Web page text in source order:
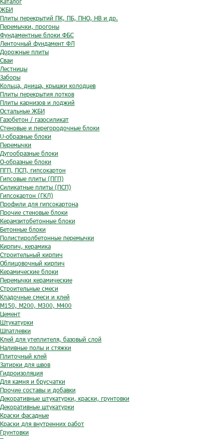
ЖБИ
Плиты перекрытий ПК, ПБ, ПНО, НВ и др.
Перемычки, прогоны
Фундаментные блоки ФБС
Ленточный фундамент ФЛ
Дорожные плиты
Сваи
Лестницы
Заборы
Кольца, днища, крышки колодцев
Плиты перекрытия лотков
Плиты карнизов и лоджий
Остальные ЖБИ
Газобетон / газосиликат
Стеновые и перегородочные блоки
U-образные блоки
Перемычки
Дугообразные блоки
O-образные блоки
ПГП, ПСП, гипсокартон
Гипсовые плиты (ПГП)
Силикатные плиты (ПСП)
Гипсокартон (ГКЛ)
Профили для гипсокартона
Прочие стеновые блоки
Керамзитобетонные блоки
Бетонные блоки
Полистиролбетонные перемычки
Кирпич, керамика
Строительный кирпич
Облицовочный кирпич
Керамические блоки
Перемычки керамические
Строительные смеси
Кладочные смеси и клей
М150, М200, М300, М400
Цемент
Штукатурки
Шпатлевки
Клей для утеплителя, базовый слой
Наливные полы и стяжки
Плиточный клей
Затирки для швов
Гидроизоляция
Для камня и брусчатки
Прочие составы и добавки
Декоративные штукатурки, краски, грунтовки
Декоративные штукатурки
Краски фасадные
Краски для внутренних работ
Грунтовки